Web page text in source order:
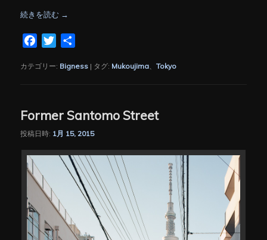
続きを読む →
FacebookTwitter
カテゴリー: Bigness | タグ: Mukoujima 、Tokyo
Former Santomo Street
投稿日時: 1月 15, 2015